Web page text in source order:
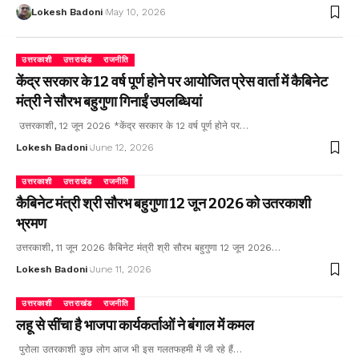
Lokesh Badoni May 10, 2026
उत्तरकाशी उत्तराखंड राजनीति
केंद्र सरकार के 12 वर्ष पूर्ण होने पर आयोजित प्रेस वार्ता में कैबिनेट
मंत्री ने सौरभ बहुगुणा गिनाईं उपलब्धियां
उत्तरकाशी, 12 जून 2026 *केंद्र सरकार के 12 वर्ष पूर्ण होने पर…
Lokesh Badoni June 12, 2026
उत्तरकाशी उत्तराखंड राजनीति
कैबिनेट मंत्री श्री सौरभ बहुगुणा 12 जून 2026 को उतरकाशी
भ्रमण
उत्तरकाशी, 11 जून 2026 कैबिनेट मंत्री श्री सौरभ बहुगुणा 12 जून 2026…
Lokesh Badoni June 11, 2026
उत्तरकाशी उत्तराखंड राजनीति
लहू से सींचा है भाजपा कार्यकर्ताओं ने बंगाल में कमल
पुरोला उतरकाशी कुछ लोग आज भी इस गलतफहमी में जी रहे हैं…